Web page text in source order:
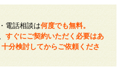
電話相談は何度でも無料。
すぐにご契約いただく必要はあ
十分検討してからご依頼くださ